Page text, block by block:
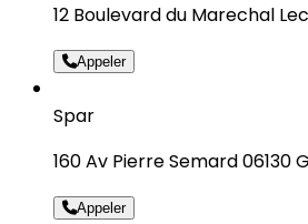
12 Boulevard du Marechal
Appeler
Spar
160 Av Pierre Semard 06130
Appeler